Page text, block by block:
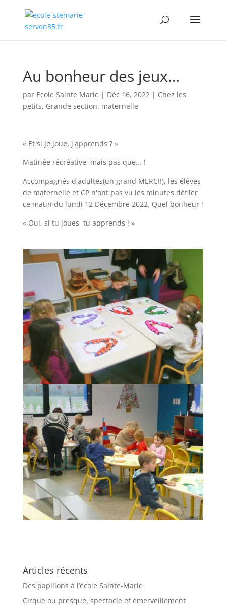
Au bonheur des jeux…
par Ecole Sainte Marie | Déc 16, 2022| Chez les
petits, Grande section, maternelle
« Et si je joue, j'apprends ? »
Matinée récréative, mais pas que... !
Accompagnés d'adultes(un grand MERCI!), les élèves
de maternelle et CP n'ont pas vu les minutes défiler
ce matin du lundi 12 Décembre 2022. Quel bonheur !
« Oui, si tu joues, tu apprends ! »
Articles récents
Des papillons à l’école Sainte-Marie
Cirque ou presque, spectacle et émerveillement